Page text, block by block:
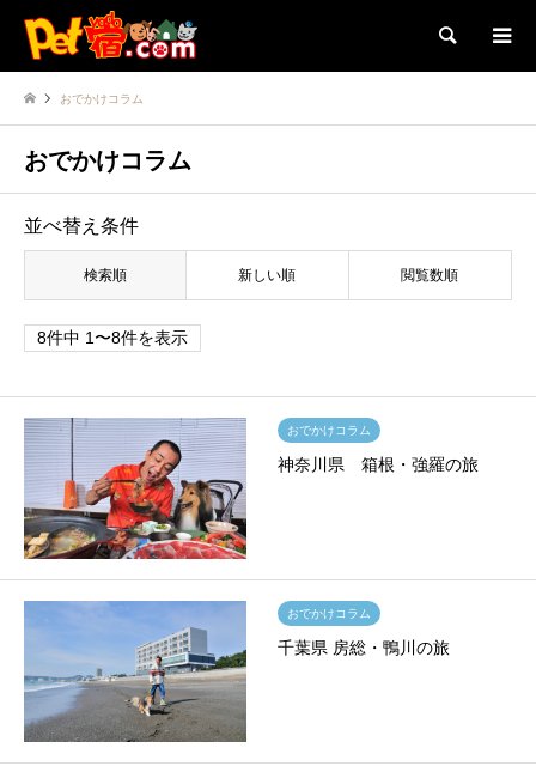
検索
おでかけコラム
おでかけコラム
並べ替え条件
検索順 新しい順 閲覧数順
8件中 1〜8件を表示
おでかけコラム
神奈川県 箱根・強羅の旅
おでかけコラム
千葉県 房総・鴨川の旅